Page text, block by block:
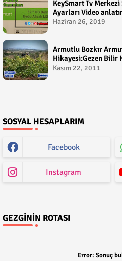
KeySmart Tv
Ayarları Video
Çetin
Haziran 26, 2019
Armutlu Bozkır
Hikayesi:Gezen Bilir
Kasım 22, 2011
SOSYAL HESAPLARIM
Facebook
Instagram
GEZGININ ROTASI
Error: Sonuç